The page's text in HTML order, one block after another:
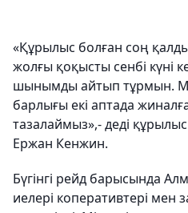
«Құрылыс болған соң
жолғы қоқысты сенбі күні
шынымды айтып тұрмын.
барлығы екі аптада
тазалаймыз»,- деді
Ержан Кенжин.
Бүгінгі рейд барысында
иелері коперативтері мен